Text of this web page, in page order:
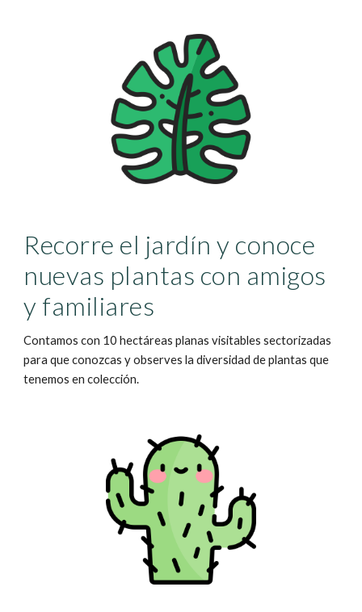
Recorre el jardín y conoce
nuevas plantas con amigos
y familiares
Contamos con 10 hectáreas planas visitables sectorizadas
para que conozcas y observes la diversidad de plantas que
tenemos en colección.